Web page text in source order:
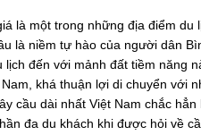
là một trong những địa điểm
là niềm tự hào của người dân
lịch đến với mảnh đất tiềm năng
khá thuận lợi di chuyển với
cầu dài nhất Việt Nam chắc
đa du khách khi được hỏi về